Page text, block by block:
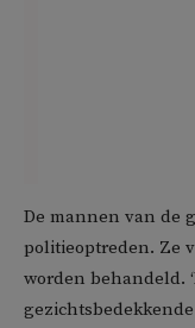
De mannen van de
politieoptreden. Ze
worden behandeld.